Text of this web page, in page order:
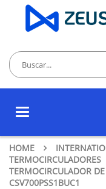
Toggle
HOME
TERMOCIRCULADORES
TERMOCIRCULADOR
CSV700PSS1BUC1